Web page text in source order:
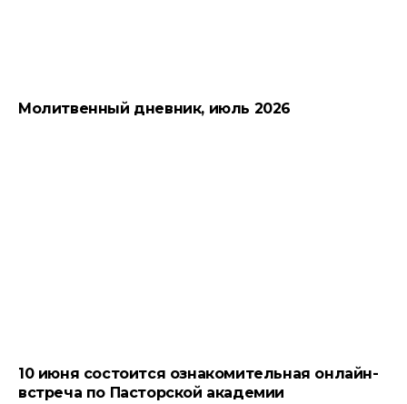
Молитвенный дневник, июль 2026
10 июня состоится ознакомительная онлайн-
встреча по Пасторской академии